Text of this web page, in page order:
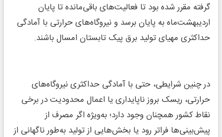
گرفته مقرر شده بود تا فعالیت‌های باقی‌مانده تا پایان
اردیبهشت‌ماه به پایان برسد و نیروگاه‌های حرارتی با آمادگی
حداکثری مهیای تولید برق پیک تابستان امسال باشند.
در چنین شرایطی، حتی با آمادگی حداکثری نیروگاه‌های
حرارتی، ریسک بروز ناپایداری یا اعمال محدودیت در برخی
نقاط کشور همچنان وجود دارد؛ به‌ویژه اگر مصرف از
پیش‌بینی‌ها فراتر رود یا بخش‌هایی از تولید به‌طور ناگهانی از